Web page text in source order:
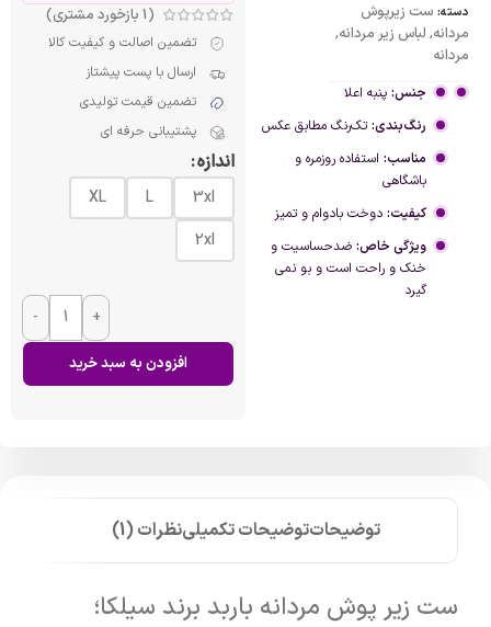
دسته: ست زیرپوش
مردانه, لباس زیر مردانه,
مردانه
جنس: پنبه اعلا
رنگ‌بندی:تک‌رنگ مطابق عکس
مناسب: استفاده روزمره و
باشگاهی
کیفیت: دوخت بادوام و تمیز
ویژگی خاص: ضدحساسیت و
خنک و راحت است و بو نمی
گیرد
(
1 بازخورد مشتری)
تضمین اصالت و کیفیت کالا
ارسال با پست پیشتاز
تضمین قیمت تولیدی
پشتیبانی حرفه ای
اندازه
3xl
L
XL
2xl
- +
افزودن به سبد خرید
توضیحاتتوضیحات تکمیلینظرات (1)
ست زیر پوش مردانه باربد برند سیلکا؛